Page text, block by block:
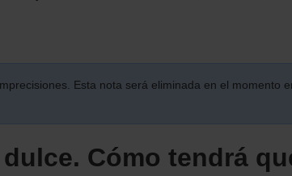
Esta nota será eliminada en el momento
Cómo tendrá